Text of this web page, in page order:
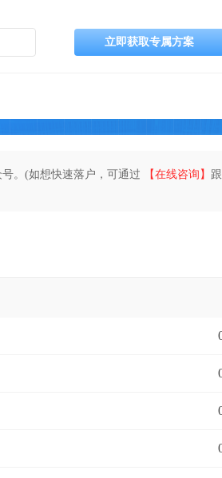
立即获取专属方案
。(如想快速落户，可通过 【在线咨询】